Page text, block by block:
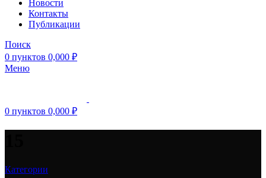
Новости
Контакты
Публикации
Поиск
0 пунктов 0,000 ₽
Меню
0 пунктов 0,000 ₽
Категории